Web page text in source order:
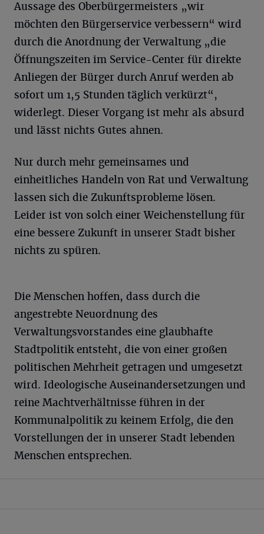
Aussage des Oberbürgermeisters „wir
möchten den Bürgerservice verbessern“ wird
durch die Anordnung der Verwaltung „die
Öffnungszeiten im Service-Center für direkte
Anliegen der Bürger durch Anruf werden ab
sofort um 1,5 Stunden täglich verkürzt“,
widerlegt. Dieser Vorgang ist mehr als absurd
und lässt nichts Gutes ahnen.
Nur durch mehr gemeinsames und
einheitliches Handeln von Rat und Verwaltung
lassen sich die Zukunftsprobleme lösen.
Leider ist von solch einer Weichenstellung für
eine bessere Zukunft in unserer Stadt bisher
nichts zu spüren.
Die Menschen hoffen, dass durch die
angestrebte Neuordnung des
Verwaltungsvorstandes eine glaubhafte
Stadtpolitik entsteht, die von einer großen
politischen Mehrheit getragen und umgesetzt
wird. Ideologische Auseinandersetzungen und
reine Machtverhältnisse führen in der
Kommunalpolitik zu keinem Erfolg, die den
Vorstellungen der in unserer Stadt lebenden
Menschen entsprechen.